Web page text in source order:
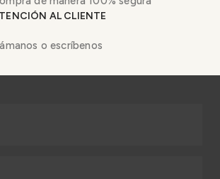
AL CLIENTE
o escríbenos